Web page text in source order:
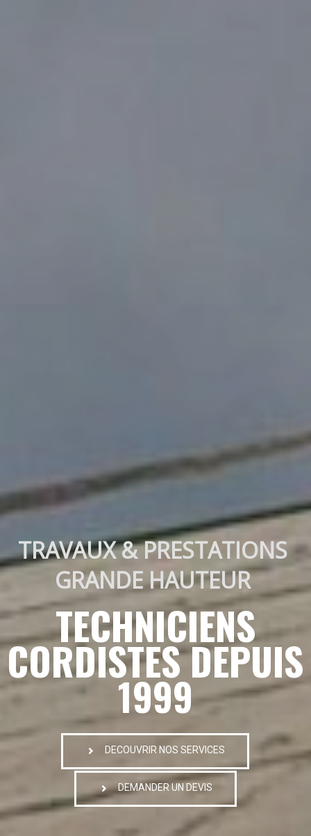
TRAVAUX & PRESTATIONS
GRANDE HAUTEUR
TECHNICIENS
CORDISTES DEPUIS
1999
DECOUVRIR NOS SERVICES
DEMANDER UN DEVIS